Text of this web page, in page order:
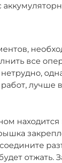
все
лучше
отжать.